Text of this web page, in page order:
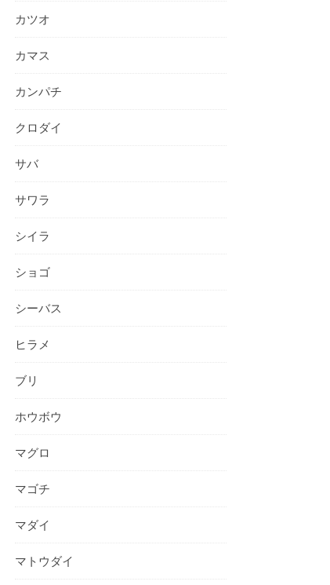
カツオ
カマス
カンパチ
クロダイ
サバ
サワラ
シイラ
ショゴ
シーバス
ヒラメ
ブリ
ホウボウ
マグロ
マゴチ
マダイ
マトウダイ